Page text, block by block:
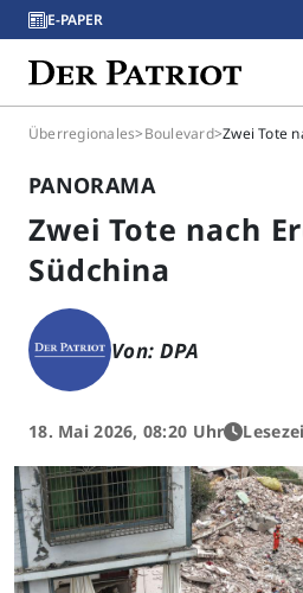
E-PAPER
Überregionales>Boulevard>Zwei Tote
PANORAMA
Zwei Tote nach
Südchina
Von: DPA
18. Mai 2026, 08:20 Uhr